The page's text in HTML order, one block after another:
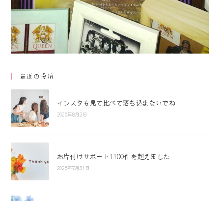
最近の投稿
インスタを見て比べて落ち込まないでね
2026年8月2日
お片付けサポート1100件を超えました
2026年7月31日